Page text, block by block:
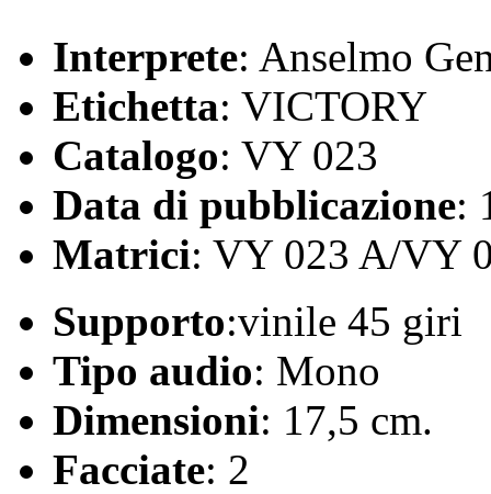
Interprete: Anselmo
Etichetta: VICTORY
Catalogo: VY 023
Data di pubblicazione:
Matrici: VY 023 A/VY
Supporto:vinile 45 giri
Tipo audio: Mono
Dimensioni: 17,5 cm.
Facciate: 2